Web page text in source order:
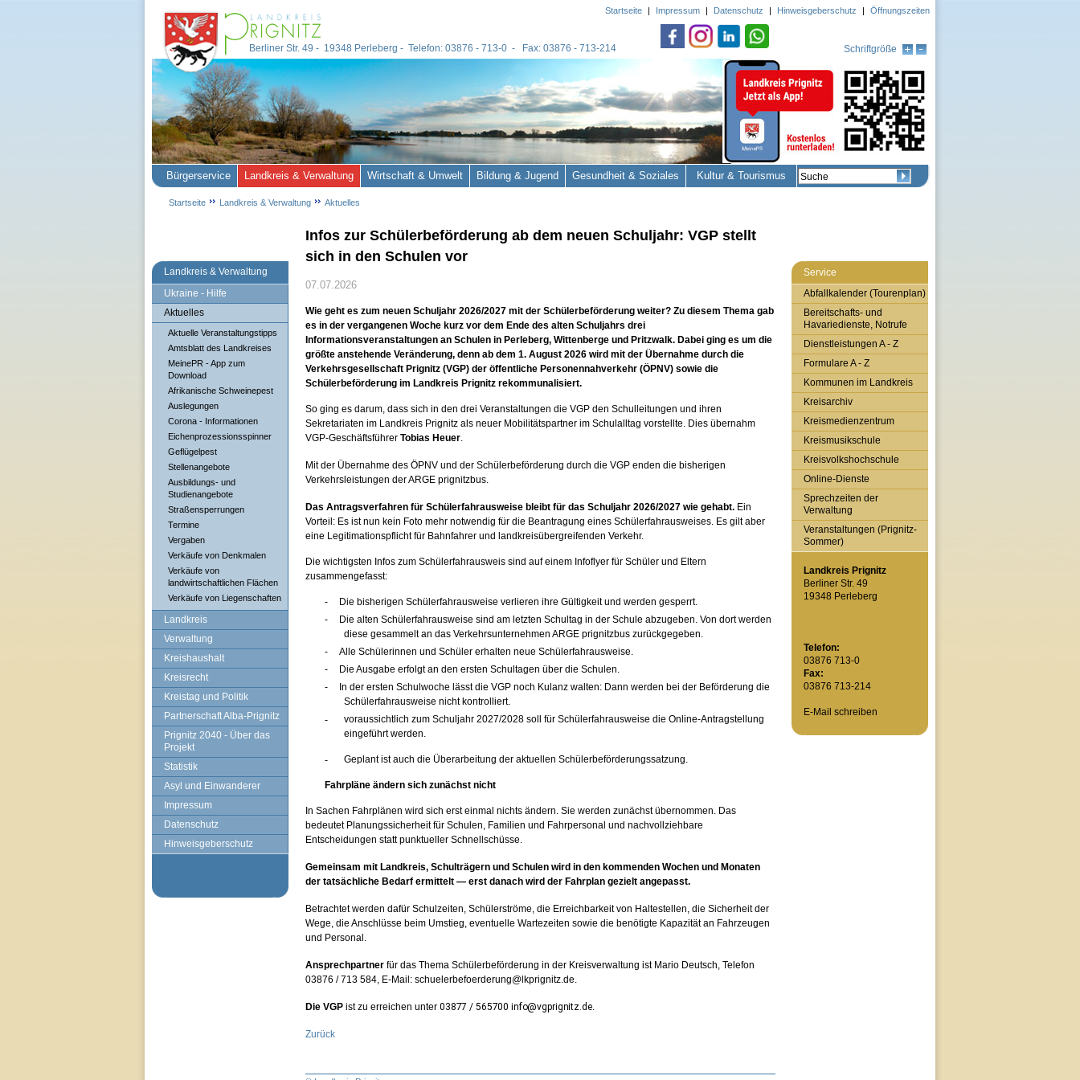
Landkreis & Verwaltung
Ukraine - Hilfe
Aktuelles
Aktuelle Veranstaltungstipps
Amtsblatt des Landkreises
MeinePR - App zum
Download
Afrikanische Schweinepest
Auslegungen
Corona - Informationen
Eichenprozessionsspinner
Geflügelpest
Stellenangebote
Ausbildungs- und
Studienangebote
Straßensperrungen
Termine
Vergaben
Verkäufe von Denkmalen
Verkäufe von
landwirtschaftlichen Flächen
Verkäufe von Liegenschaften
Landkreis
Verwaltung
Kreishaushalt
Kreisrecht
Kreistag und Politik
Partnerschaft Alba-Prignitz
Prignitz 2040 - Über das
Projekt
Statistik
Asyl und Einwanderer
Impressum
Datenschutz
Hinweisgeberschutz
Infos zur Schülerbeförderung ab dem neuen Schuljahr: VGP stellt
sich in den Schulen vor
07.07.2026
Wie geht es zum neuen Schuljahr 2026/2027 mit der Schülerbeförderung weiter? Zu diesem Thema gab
es in der vergangenen Woche kurz vor dem Ende des alten Schuljahrs drei
Informationsveranstaltungen an Schulen in Perleberg, Wittenberge und Pritzwalk. Dabei ging es um die
größte anstehende Veränderung, denn ab dem 1. August 2026 wird mit der Übernahme durch die
Verkehrsgesellschaft Prignitz (VGP) der öffentliche Personennahverkehr (ÖPNV) sowie die
Schülerbeförderung im Landkreis Prignitz rekommunalisiert.
So ging es darum, dass sich in den drei Veranstaltungen die VGP den Schulleitungen und ihren
Sekretariaten im Landkreis Prignitz als neuer Mobilitätspartner im Schulalltag vorstellte. Dies übernahm
VGP-Geschäftsführer Tobias Heuer.
Mit der Übernahme des ÖPNV und der Schülerbeförderung durch die VGP enden die bisherigen
Verkehrsleistungen der ARGE prignitzbus.
Das Antragsverfahren für Schülerfahrausweise bleibt für das Schuljahr 2026/2027 wie gehabt. Ein
Vorteil: Es ist nun kein Foto mehr notwendig für die Beantragung eines Schülerfahrausweises. Es gilt aber
eine Legitimationspflicht für Bahnfahrer und landkreisübergreifenden Verkehr.
Die wichtigsten Infos zum Schülerfahrausweis sind auf einem Infoflyer für Schüler und Eltern
zusammengefasst:
-
Die bisherigen Schülerfahrausweise verlieren ihre Gültigkeit und werden gesperrt.
-
Die alten Schülerfahrausweise sind am letzten Schultag in der Schule abzugeben. Von dort werden
diese gesammelt an das Verkehrsunternehmen ARGE prignitzbus zurückgegeben.
-
Alle Schülerinnen und Schüler erhalten neue Schülerfahrausweise.
-
Die Ausgabe erfolgt an den ersten Schultagen über die Schulen.
-
In der ersten Schulwoche lässt die VGP noch Kulanz walten: Dann werden bei der Beförderung die
Schülerfahrausweise nicht kontrolliert.
-
voraussichtlich zum Schuljahr 2027/2028 soll für Schülerfahrausweise die Online-Antragstellung
eingeführt werden.
- Geplant ist auch die Überarbeitung der aktuellen Schülerbeförderungssatzung.
Fahrpläne ändern sich zunächst nicht
In Sachen Fahrplänen wird sich erst einmal nichts ändern. Sie werden zunächst übernommen. Das
bedeutet Planungssicherheit für Schulen, Familien und Fahrpersonal und nachvollziehbare
Entscheidungen statt punktueller Schnellschüsse.
Gemeinsam mit Landkreis, Schulträgern und Schulen wird in den kommenden Wochen und Monaten
der tatsächliche Bedarf ermittelt — erst danach wird der Fahrplan gezielt angepasst.
Betrachtet werden dafür Schulzeiten, Schülerströme, die Erreichbarkeit von Haltestellen, die Sicherheit der
Wege, die Anschlüsse beim Umstieg, eventuelle Wartezeiten sowie die benötigte Kapazität an Fahrzeugen
und Personal.
Ansprechpartner für das Thema Schülerbeförderung in der Kreisverwaltung ist Mario Deutsch, Telefon
03876 / 713 584, E-Mail: schuelerbefoerderung@lkprignitz.de.
Die VGP ist zu erreichen unter 03877 / 565700 info@vgprignitz.de.
Zurück
Service
Abfallkalender (Tourenplan)
Bereitschafts- und
Havariedienste, Notrufe
Dienstleistungen A - Z
Formulare A - Z
Kommunen im Landkreis
Kreisarchiv
Kreismedienzentrum
Kreismusikschule
Kreisvolkshochschule
Online-Dienste
Sprechzeiten der
Verwaltung
Veranstaltungen (Prignitz-
Sommer)
Landkreis Prignitz
Berliner Str. 49
19348 Perleberg
Telefon:
03876 713-0
Fax:
03876 713-214
E-Mail schreiben
Berliner Str. 49 - 19348 Perleberg - Telefon: 03876 - 713-0 - Fax: 03876 - 713-214 Schriftgröße
Startseite | Impressum | Datenschutz | Hinweisgeberschutz | Öffnungszeiten
Bürgerservice Landkreis & Verwaltung Wirtschaft & Umwelt Bildung & Jugend Gesundheit & Soziales Kultur & Tourismus
Startseite Landkreis & Verwaltung Aktuelles